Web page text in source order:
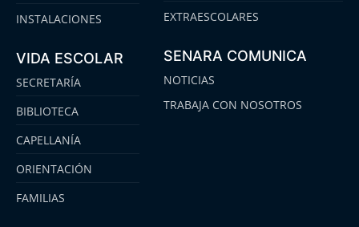
INSTALACIONES
VIDA ESCOLAR
SECRETARÍA
BIBLIOTECA
CAPELLANÍA
ORIENTACIÓN
FAMILIAS
EXTRAESCOLARES
SENARA COMUNICA
NOTICIAS
TRABAJA CON NOSOTROS